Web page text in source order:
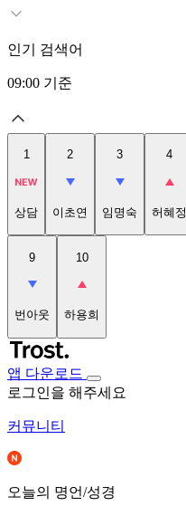
인기 검색어
09:00 기준
1
상담
2
이초연
3
임명숙
4
허혜정
9
번아웃
10
하용희
앱 다운로드
로그인을 해주세요
커뮤니티
오늘의 명언/성경